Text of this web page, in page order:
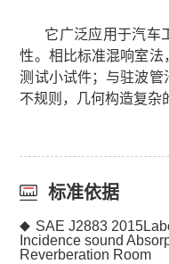
它广泛应用于汽车
性。相比标准混响室法
测试小试件；与驻波
不规则，几何构造复杂
标准依据
◆ SAE J2883
Incidence sound
Reverberation Room